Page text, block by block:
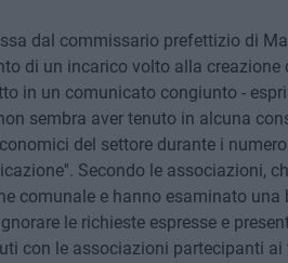
dal commissario prefettizio di
di un incarico volto alla creazione
in un comunicato congiunto -
sembra aver tenuto in alcuna
del settore durante i
Secondo le associazioni,
comunale e hanno esaminato una
le richieste espresse e
con le associazioni partecipanti